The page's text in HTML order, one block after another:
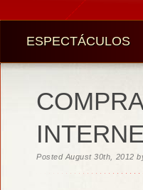
ESPECTÁCULOS
Posted August 30th, 2012